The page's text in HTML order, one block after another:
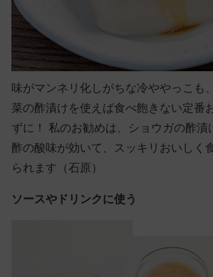
味がマンネリ化しがちな冷ややっこも
菜の酢漬けを使えば食べ飽きない定番
ずに！ 私のお勧めは、ショウガの酢漬
酢の酸味が効いて、スッキリおいしく
られます（石原）
ソースやドリンクに使う